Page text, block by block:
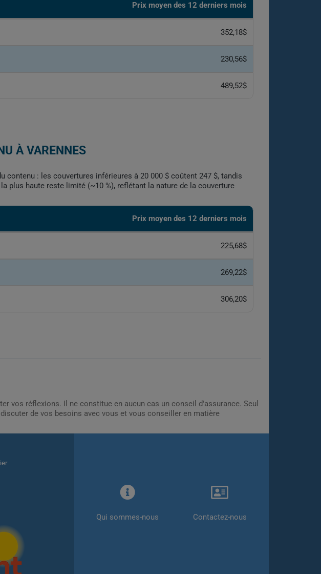
Prix moyen des 12 derniers mois
352,18$
230,56$
489,52$
À VARENNES
: les couvertures inférieures à 20 000 $ coûtent 247 $, tandis
plus haute reste limité (~10 %), reflétant la nature de la couverture
Prix moyen des 12 derniers mois
225,68$
269,22$
306,20$
vos réflexions. Il ne constitue en aucun cas un conseil d'assurance. Seul
de vos besoins avec vous et vous conseiller en matière
Qui sommes-nous Contactez-nous